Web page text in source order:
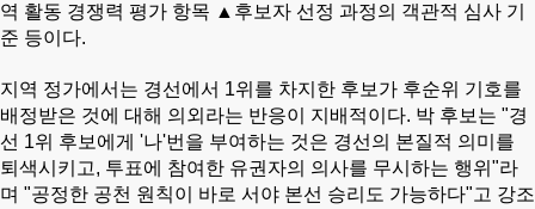
역 활동 경쟁력 평가 항목 ▲후보자 선정 과정의 객관적 심사 기
준 등이다.
지역 정가에서는 경선에서 1위를 차지한 후보가 후순위 기호를
배정받은 것에 대해 의외라는 반응이 지배적이다. 박 후보는 "경
선 1위 후보에게 '나'번을 부여하는 것은 경선의 본질적 의미를
퇴색시키고, 투표에 참여한 유권자의 의사를 무시하는 행위"라
며 "공정한 공천 원칙이 바로 서야 본선 승리도 가능하다"고 강조